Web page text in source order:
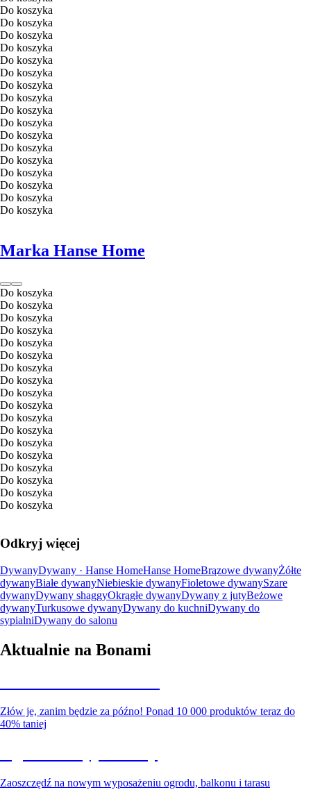
Do koszyka
Do koszyka
Do koszyka
Do koszyka
Do koszyka
Do koszyka
Do koszyka
Do koszyka
Do koszyka
Do koszyka
Do koszyka
Do koszyka
Do koszyka
Do koszyka
Do koszyka
Do koszyka
Do koszyka
Marka Hanse Home
Do koszyka
Do koszyka
Do koszyka
Do koszyka
Do koszyka
Do koszyka
Do koszyka
Do koszyka
Do koszyka
Do koszyka
Do koszyka
Do koszyka
Do koszyka
Do koszyka
Do koszyka
Do koszyka
Do koszyka
Do koszyka
Odkryj więcej
DywanyDywany · Hanse HomeHanse HomeBrązowe dywanyŻółte
dywanyBiałe dywanyNiebieskie dywanyFioletowe dywanySzare
dywanyDywany shaggyOkrągłe dywanyDywany z jutyBeżowe
dywanyTurkusowe dywanyDywany do kuchniDywany do
sypialniDywany do salonu
Aktualnie na Bonami
Złów je, zanim będzie za późno! Ponad 10 000 produktów teraz do
40% taniej
Zaoszczędź na nowym wyposażeniu ogrodu, balkonu i tarasu